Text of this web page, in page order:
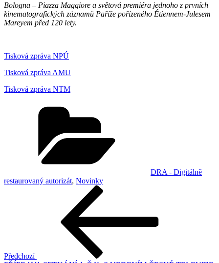
Bologna – Piazza Maggiore a světová premiéra jednoho z prvních
kinematografických záznamů Paříže pořízeného Étiennem-Julesem
Mareyem před 120 lety.
Tisková zpráva NPÚ
Tisková zpráva AMU
Tisková zpráva NTM
DRA - Digitálně
restaurovaný autorizát, Novinky
Předchozí